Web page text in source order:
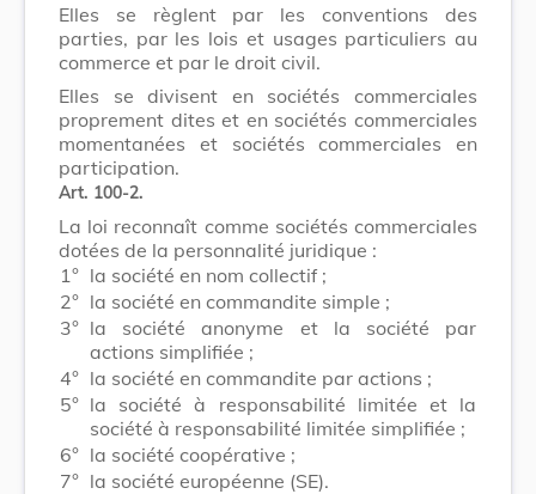
Elles se règlent par les conventions des
parties, par les lois et usages particuliers au
commerce et par le droit civil.
Elles se divisent en sociétés commerciales
proprement dites et en sociétés commerciales
momentanées et sociétés commerciales en
participation.
Art. 100-2.
La loi reconnaît comme sociétés commerciales
dotées de la personnalité juridique :
1° la société en nom collectif ;
2° la société en commandite simple ;
3° la société anonyme et la société par
actions simplifiée ;
4° la société en commandite par actions ;
5° la société à responsabilité limitée et la
société à responsabilité limitée simplifiée ;
6° la société coopérative ;
7° la société européenne (SE).